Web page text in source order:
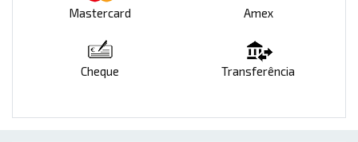
Mastercard Amex
Cheque Transferência